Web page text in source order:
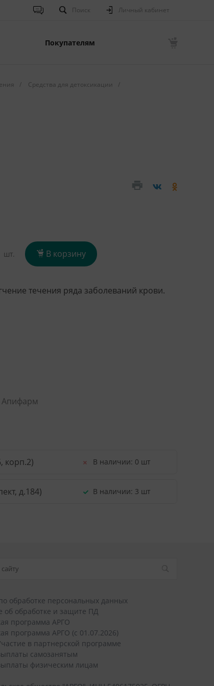
Поиск Личный кабинет
Покупателям
/ Средства для детоксикации
/
шт. В корзину
течения ряда заболеваний крови.
Апифарм
корп.2) В наличии: 0 шт
д.184) В наличии: 3 шт
обработке персональных данных
об обработке и защите ПД
программа АРГО
программа АРГО (с 01.07.2026)
в партнерской программе
самозанятым
физическим лицам